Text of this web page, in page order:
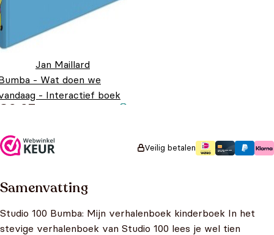
Jan Maillard
- Wat doen we
- Interactief boek
9,95
Veilig betalen
Samenvatting
Studio 100 Bumba: Mijn verhalenboek kinderboek In het
stevige verhalenboek van Studio 100 lees je wel tien